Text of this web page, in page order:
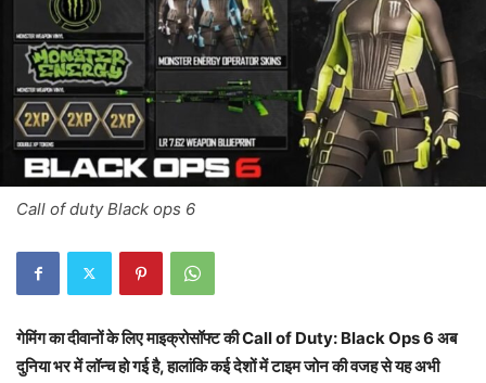
Call of duty Black ops 6
गेमिंग का दीवानों के लिए माइक्रोसॉफ्ट की Call of Duty: Black Ops 6 अब
दुनिया भर में लॉन्च हो गई है, हालांकि कई देशों में टाइम जोन की वजह से यह अभी